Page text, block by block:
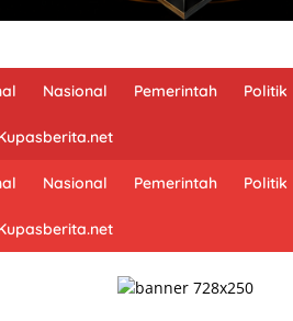
Nasional Pemerintah Politik
Nasional Pemerintah Politik